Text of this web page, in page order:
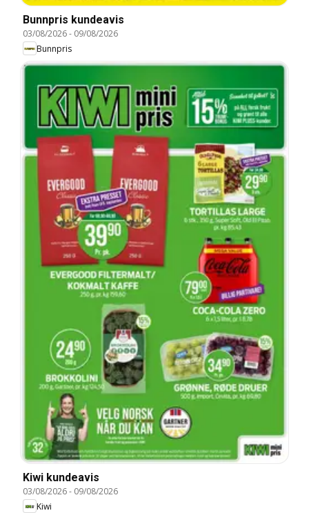
Bunnpris kundeavis
03/08/2026- 09/08/2026
Bunnpris
Kiwi kundeavis
03/08/2026- 09/08/2026
Kiwi